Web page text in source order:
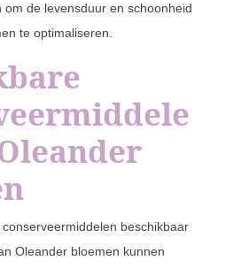
om de levensduur en schoonheid
te optimaliseren.
beschikbaar
Oleander bloemen kunnen